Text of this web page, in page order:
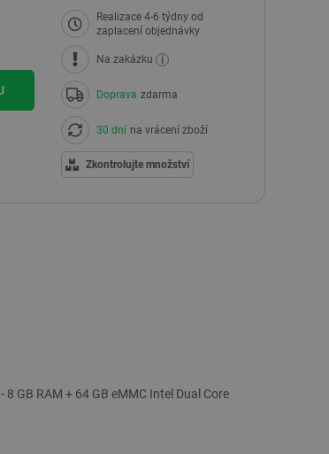
Realizace 4-6 týdny od
zaplacení objednávky
Na zakázku i
Doprava zdarma
30 dní na vrácení zboží
Zkontrolujte množství
GB RAM + 64 GB eMMC Intel Dual Core